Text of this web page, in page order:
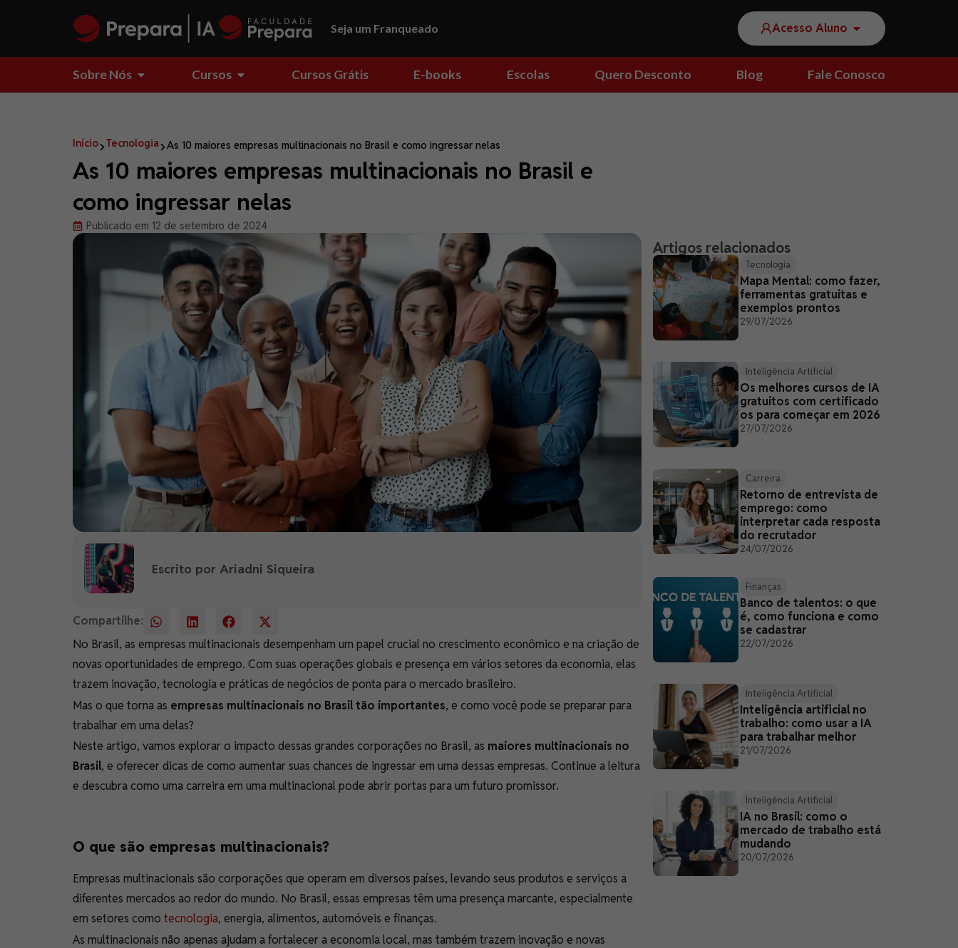
Seja um Franqueado Acesso Aluno
Sobre Nós Cursos Cursos Grátis E-books Escolas Quero Desconto Blog Fale Conosco
Início Tecnologia As 10 maiores empresas multinacionais no Brasil e como ingressar nelas
As 10 maiores empresas multinacionais no Brasil e
como ingressar nelas
Publicado em 12 de setembro de 2024
Escrito por Ariadni Siqueira
Compartilhe:
No Brasil, as empresas multinacionais desempenham um papel crucial no crescimento econômico e na criação de
novas oportunidades de emprego. Com suas operações globais e presença em vários setores da economia, elas
trazem inovação, tecnologia e práticas de negócios de ponta para o mercado brasileiro.
Mas o que torna as empresas multinacionais no Brasil tão importantes, e como você pode se preparar para
trabalhar em uma delas?
Neste artigo, vamos explorar o impacto dessas grandes corporações no Brasil, as maiores multinacionais no
Brasil, e oferecer dicas de como aumentar suas chances de ingressar em uma dessas empresas. Continue a leitura
e descubra como uma carreira em uma multinacional pode abrir portas para um futuro promissor.
O que são empresas multinacionais?
Empresas multinacionais são corporações que operam em diversos países, levando seus produtos e serviços a
diferentes mercados ao redor do mundo. No Brasil, essas empresas têm uma presença marcante, especialmente
em setores como tecnologia, energia, alimentos, automóveis e finanças.
As multinacionais não apenas ajudam a fortalecer a economia local, mas também trazem inovação e novas
Artigos relacionados
Tecnologia
Mapa Mental: como fazer,
ferramentas gratuitas e
exemplos prontos
29/07/2026
Inteligência Artificial
Os melhores cursos de IA
gratuitos com certificado
os para começar em 2026
27/07/2026
Carreira
Retorno de entrevista de
emprego: como
interpretar cada resposta
do recrutador
24/07/2026
Finanças
Banco de talentos: o que
é, como funciona e como
se cadastrar
22/07/2026
Inteligência Artificial
Inteligência artificial no
trabalho: como usar a IA
para trabalhar melhor
21/07/2026
Inteligência Artificial
IA no Brasil: como o
mercado de trabalho está
mudando
20/07/2026